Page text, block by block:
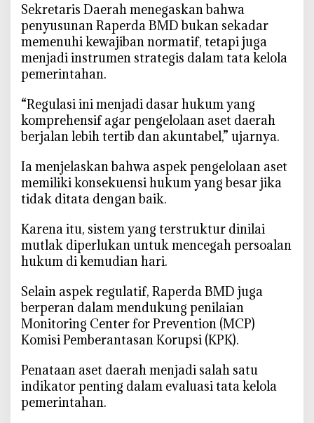
a
p
e
r
B
M
D
‎Sekretaris Daerah menegaskan bahwa
penyusunan Raperda BMD bukan sekadar
memenuhi kewajiban normatif, tetapi juga
menjadi instrumen strategis dalam tata kelola
pemerintahan.
‎“Regulasi ini menjadi dasar hukum yang
komprehensif agar pengelolaan aset daerah
berjalan lebih tertib dan akuntabel,” ujarnya.
‎Ia menjelaskan bahwa aspek pengelolaan aset
memiliki konsekuensi hukum yang besar jika
tidak ditata dengan baik.
‎Karena itu, sistem yang terstruktur dinilai
mutlak diperlukan untuk mencegah persoalan
hukum di kemudian hari.
‎Selain aspek regulatif, Raperda BMD juga
berperan dalam mendukung penilaian
Monitoring Center for Prevention (MCP)
Komisi Pemberantasan Korupsi (KPK).
‎Penataan aset daerah menjadi salah satu
indikator penting dalam evaluasi tata kelola
pemerintahan.